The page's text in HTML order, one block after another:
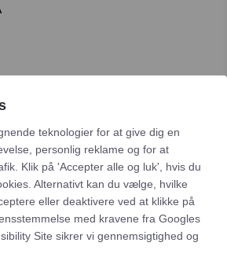
teknologier for at give dig en
personlig reklame og for at
Klik på 'Accepter alle og luk', hvis du
Alternativt kan du vælge, hvilke
eller deaktivere ved at klikke på
med kravene fra Googles
Site sikrer vi gennemsigtighed og